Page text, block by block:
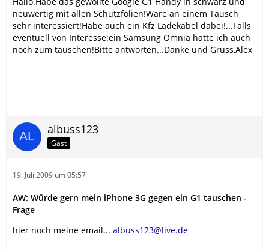
neuwertig mit allen Schutzfolien!Wäre an einem Tausch
sehr interessiert!Habe auch ein Kfz Ladekabel dabei!...Falls
eventuell von Interesse:ein Samsung Omnia hätte ich auch
noch zum tauschen!Bitte antworten...Danke und Gruss,Alex
albuss123
Gast
19. Juli 2009 um 05:57
AW: Würde gern mein iPhone 3G gegen ein G1 tauschen -
Frage
hier noch meine email... albuss123@live.de